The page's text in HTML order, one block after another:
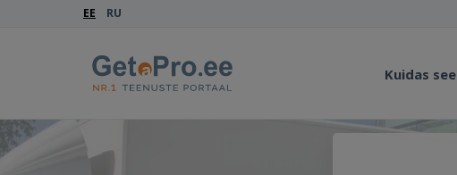
EE RU
Kuidas